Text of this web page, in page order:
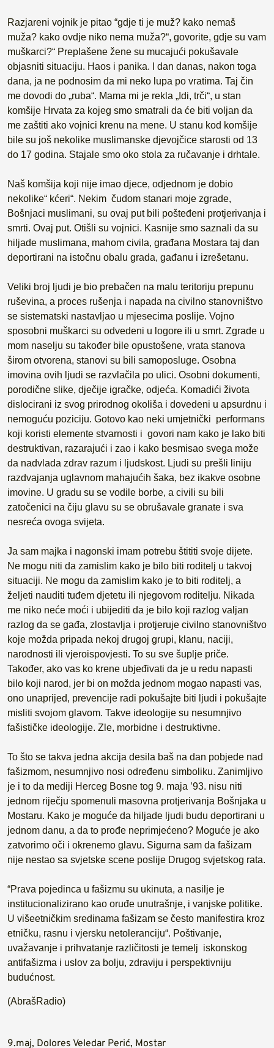
Razjareni vojnik je pitao “gdje ti je muž? kako nemaš
muža? kako ovdje niko nema muža?“, govorite, gdje su vam
muškarci?“ Preplašene žene su mucajući pokušavale
objasniti situaciju. Haos i panika. I dan danas, nakon toga
dana, ja ne podnosim da mi neko lupa po vratima. Taj čin
me dovodi do „ruba“. Mama mi je rekla „Idi, trči“, u stan
komšije Hrvata za kojeg smo smatrali da će biti voljan da
me zaštiti ako vojnici krenu na mene. U stanu kod komšije
bile su još nekolike muslimanske djevojčice starosti od 13
do 17 godina. Stajale smo oko stola za ručavanje i drhtale.
Naš komšija koji nije imao djece, odjednom je dobio
nekolike“ kćeri“. Nekim čudom stanari moje zgrade,
Bošnjaci muslimani, su ovaj put bili pošteđeni protjerivanja i
smrti. Ovaj put. Otišli su vojnici. Kasnije smo saznali da su
hiljade muslimana, mahom civila, građana Mostara taj dan
deportirani na istočnu obalu grada, gađanu i izrešetanu.
Veliki broj ljudi je bio prebačen na malu teritoriju prepunu
ruševina, a proces rušenja i napada na civilno stanovništvo
se sistematski nastavljao u mjesecima poslije. Vojno
sposobni muškarci su odvedeni u logore ili u smrt. Zgrade u
mom naselju su također bile opustošene, vrata stanova
širom otvorena, stanovi su bili samoposluge. Osobna
imovina ovih ljudi se razvlačila po ulici. Osobni dokumenti,
porodične slike, dječije igračke, odjeća. Komadići života
dislocirani iz svog prirodnog okoliša i dovedeni u apsurdnu i
nemoguću poziciju. Gotovo kao neki umjetnički performans
koji koristi elemente stvarnosti i govori nam kako je lako biti
destruktivan, razarajući i zao i kako besmisao svega može
da nadvlada zdrav razum i ljudskost. Ljudi su prešli liniju
razdvajanja uglavnom mahajućih šaka, bez ikakve osobne
imovine. U gradu su se vodile borbe, a civili su bili
zatočenici na čiju glavu su se obrušavale granate i sva
nesreća ovoga svijeta.
Ja sam majka i nagonski imam potrebu štititi svoje dijete.
Ne mogu niti da zamislim kako je bilo biti roditelj u takvoj
situaciji. Ne mogu da zamislim kako je to biti roditelj, a
željeti nauditi tuđem djetetu ili njegovom roditelju. Nikada
me niko neće moći i ubijediti da je bilo koji razlog valjan
razlog da se gađa, zlostavlja i protjeruje civilno stanovništvo
koje možda pripada nekoj drugoj grupi, klanu, naciji,
narodnosti ili vjeroispovjesti. To su sve šuplje priče.
Također, ako vas ko krene ubjeđivati da je u redu napasti
bilo koji narod, jer bi on možda jednom mogao napasti vas,
ono unaprijed, prevencije radi pokušajte biti ljudi i pokušajte
misliti svojom glavom. Takve ideologije su nesumnjivo
fašističke ideologije. Zle, morbidne i destruktivne.
To što se takva jedna akcija desila baš na dan pobjede nad
fašizmom, nesumnjivo nosi određenu simboliku. Zanimljivo
je i to da mediji Herceg Bosne tog 9. maja ’93. nisu niti
jednom riječju spomenuli masovna protjerivanja Bošnjaka u
Mostaru. Kako je moguće da hiljade ljudi budu deportirani u
jednom danu, a da to prođe neprimjećeno? Moguće je ako
zatvorimo oči i okrenemo glavu. Sigurna sam da fašizam
nije nestao sa svjetske scene poslije Drugog svjetskog rata.
“Prava pojedinca u fašizmu su ukinuta, a nasilje je
institucionalizirano kao oruđe unutrašnje, i vanjske politike.
U višeetničkim sredinama fašizam se često manifestira kroz
etničku, rasnu i vjersku netoleranciju“. Poštivanje,
uvažavanje i prihvatanje različitosti je temelj iskonskog
antifašizma i uslov za bolju, zdraviju i perspektivniju
budućnost.
(AbrašRadio)
9.maj, Dolores Veledar Perić, Mostar